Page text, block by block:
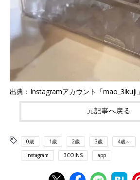
出典：Instagramアカウント「mao_3ikuji」
元記事へ戻る
0歳 1歳 2歳 3歳 4歳～
Instagram 3COINS app